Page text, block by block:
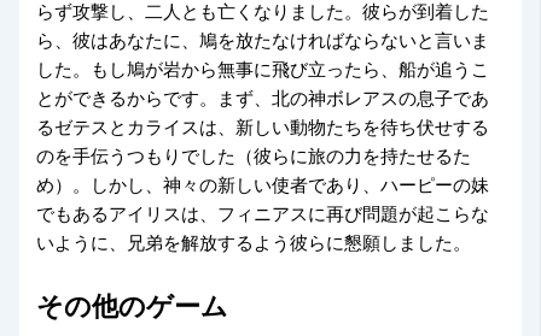
らず攻撃し、二人とも亡くなりました。彼らが到着した
ら、彼はあなたに、鳩を放たなければならないと言いま
した。もし鳩が岩から無事に飛び立ったら、船が追うこ
とができるからです。まず、北の神ボレアスの息子であ
るゼテスとカライスは、新しい動物たちを待ち伏せする
のを手伝うつもりでした（彼らに旅の力を持たせるた
め）。しかし、神々の新しい使者であり、ハーピーの妹
でもあるアイリスは、フィニアスに再び問題が起こらな
いように、兄弟を解放するよう彼らに懇願しました。
その他のゲーム